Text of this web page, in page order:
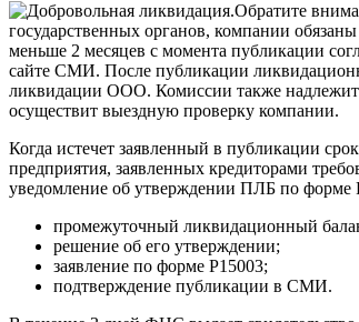
Обратите
государственных органов, компании
меньше 2 месяцев с момента публикации
сайте СМИ. После публикации
ликвидации ООО. Комиссии также надлежит
осуществит выездную проверку компании.
Когда истечет заявленный в публикации
предприятия, заявленных кредиторами
уведомление об утверждении ПЛБ по форме
промежуточный ликвидационный
решение об его утверждении;
заявление по форме Р15003;
подтверждение публикации в СМИ.